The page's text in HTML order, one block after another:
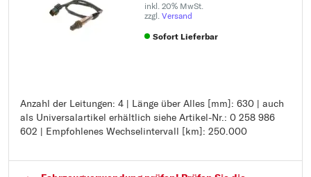
inkl. 20% MwSt.
zzgl. Versand
Sofort Lieferbar
Anzahl der Leitungen: 4 | Länge über Alles [mm]: 630 | auch
als Universalartikel erhältlich siehe Artikel-Nr.: 0 258 986
602 | Empfohlenes Wechselintervall [km]: 250.000
Anzahl der Leitungen: 4
Länge über Alles [mm]: 630
auch als Universalartikel erhältlich siehe Artikel-Nr.: 0 258
Empfohlenes Wechselintervall [km]: 250.000